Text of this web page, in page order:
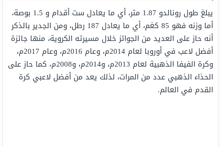
يبلغ طول رونالدو 1.87 متر، أي ما يعادل ست أقدام و 1.5 بوصة،
أما وزنه فهو 85 كغم، أي ما يعادل 187 رطل، ومن الجدير بالذكر
أنه حاز على العديد من الجوائز خلال مسيرته الكروية، منها جائزة
أفضل لاعب في أوروبا لعام 2014م، وعام 2016م، وعام 2017م،
وكرة الفيفا الذهبية لعام 2013م، و2014م، و2008م، كما حاز على
الحذاء الذهبي عدد من المرات، لذلك يعد من أفضل لاعبي كرة
القدم في العالم.